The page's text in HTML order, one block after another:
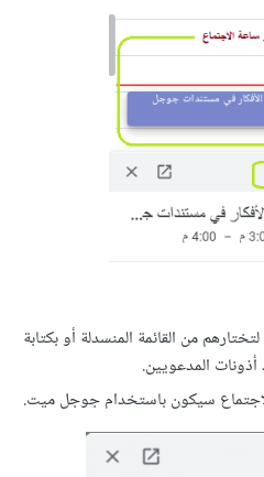
من القائمة المنسدلة أو بكتابة
المدعويين.
سيكون باستخدام جوجل ميت.